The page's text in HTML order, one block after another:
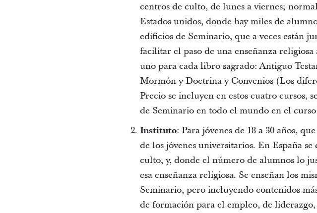
centros de culto, de lunes a viernes;
Estados unidos, donde hay miles de
edificios de Seminario, que a veces están
facilitar el paso de una enseñanza
uno para cada libro sagrado: Antiguo
Mormón y Doctrina y Convenios (Los
Precio se incluyen en estos cuatro cursos,
de Seminario en todo el mundo en el curso
Instituto: Para jóvenes de 18 a 30 años,
de los jóvenes universitarios. En España
culto, y, donde el número de alumnos lo
esa enseñanza religiosa. Se enseñan los
Seminario, pero incluyendo contenidos
de formación para el empleo, de